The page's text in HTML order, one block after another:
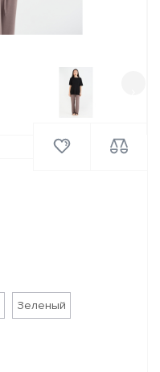
Зеленый